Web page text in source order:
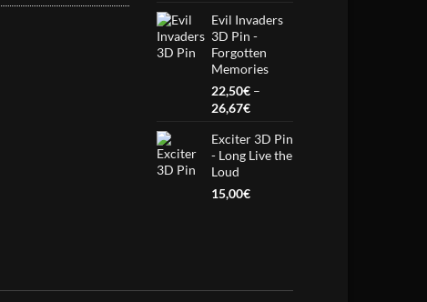
15,00€
through
16,67€
Evil Invaders
3D Pin -
Forgotten
Memories
22,50€ –
26,67€Price
22,50€
through
Exciter 3D Pin
- Long Live the
Loud
15,00€